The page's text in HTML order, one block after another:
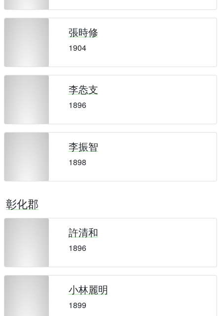
張時修
1904
李怣支
1896
李振智
1898
彰化郡
許清和
1896
小林麗明
1899